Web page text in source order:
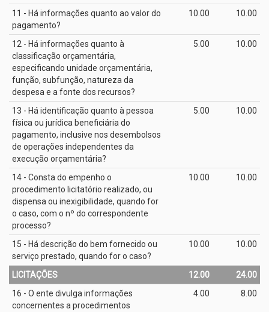
11 - Há informações quanto ao valor do
pagamento?
10.00 10.00
12 - Há informações quanto à
classificação orçamentária,
especificando unidade orçamentária,
função, subfunção, natureza da
despesa e a fonte dos recursos?
5.00 10.00
13 - Há identificação quanto à pessoa
física ou jurídica beneficiária do
pagamento, inclusive nos desembolsos
de operações independentes da
execução orçamentária?
5.00 10.00
14 - Consta do empenho o
procedimento licitatório realizado, ou
dispensa ou inexigibilidade, quando for
o caso, com o nº do correspondente
processo?
10.00 10.00
15 - Há descrição do bem fornecido ou
serviço prestado, quando for o caso?
10.00 10.00
LICITAÇÕES 12.00
24.00
16 - O ente divulga informações
concernentes a procedimentos
4.00 8.00